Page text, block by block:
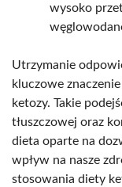
wysoko
Utrzymanie
kluczowe
ketozy. Takie
tłuszczowej oraz
dieta oparte na
wpływ na nasze
stosowania diety